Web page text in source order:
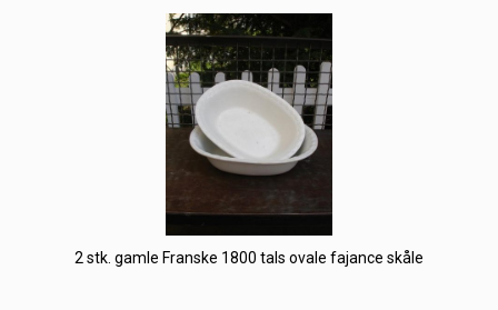
2 stk. gamle Franske 1800 tals ovale fajance skåle